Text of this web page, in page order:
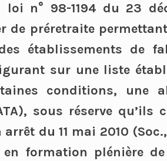
n° 98-1194 du 23
de préretraite
établissements de
sur une liste
conditions, une
sous réserve qu’ils
du 11 mai 2010 (Soc.,
en formation plénière